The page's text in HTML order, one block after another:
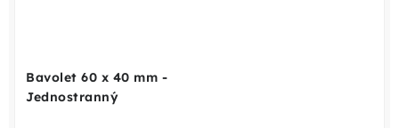
Bavolet 60 x 40 mm -
Jednostranný